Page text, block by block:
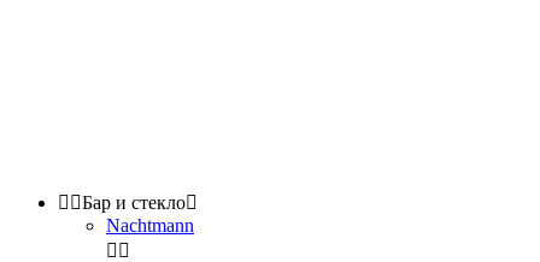
 Бар и стекло
Nachtmann
 